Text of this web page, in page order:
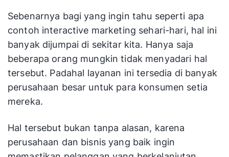
Sebenarnya bagi yang ingin tahu seperti apa
contoh interactive marketing sehari-hari, hal ini
banyak dijumpai di sekitar kita. Hanya saja
beberapa orang mungkin tidak menyadari hal
tersebut. Padahal layanan ini tersedia di banyak
perusahaan besar untuk para konsumen setia
mereka.
Hal tersebut bukan tanpa alasan, karena
perusahaan dan bisnis yang baik ingin